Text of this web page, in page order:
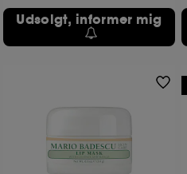
Udsolgt, informer mig